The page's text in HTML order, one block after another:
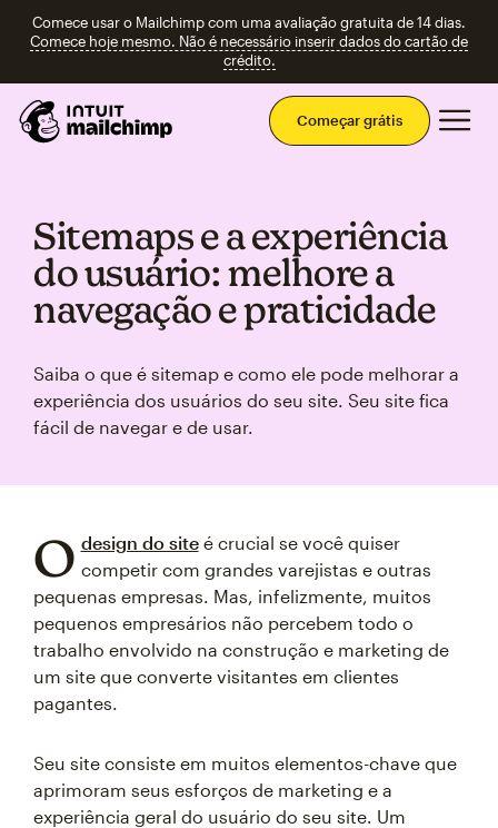
Comece usar o Mailchimp com uma avaliação gratuita de 14 dias.
Comece hoje mesmo. Não é necessário inserir dados do cartão de
crédito.
Começar grátis
Sitemaps e a experiência
do usuário: melhore a
navegação e praticidade
Saiba o que é sitemap e como ele pode melhorar a
experiência dos usuários do seu site. Seu site fica
fácil de navegar e de usar.
O design do siteé crucial se você quiser
competir com grandes varejistas e outras
pequenas empresas. Mas, infelizmente, muitos
pequenos empresários não percebem todo o
trabalho envolvido na construção e marketing de
um site que converte visitantes em clientes
pagantes.
Seu site consiste em muitos elementos-chave que
aprimoram seus esforços de marketing e a
experiência geral do usuário do seu site. Um